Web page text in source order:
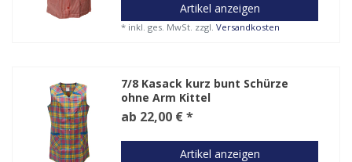
Artikel anzeigen
* inkl. ges. MwSt. zzgl.Versandkosten
7/8 Kasack kurz bunt Schürze
ohne Arm Kittel
ab 22,00 € *
Artikel anzeigen